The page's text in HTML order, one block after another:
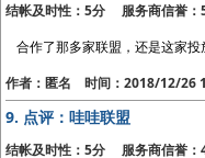
结帐及时性：5分 服务商信誉
合作了那多家联盟，还是这家投
作者：匿名 时间：2018/12/26
9. 点评：哇哇联盟
结帐及时性：5分 服务商信誉